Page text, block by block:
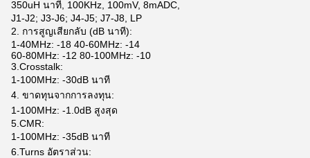
350uH นาที, 100KHz, 100mV, 8mADC,
J1-J2; J3-J6; J4-J5; J7-J8, LP
2. การสูญเสียกลับ (dB นาที):
1-40MHz: -18 40-60MHz: -14
60-80MHz: -12 80-100MHz: -10
3.Crosstalk:
1-100MHz: -30dB นาที
4. ขาดทุนจากการลงทุน:
1-100MHz: -1.0dB สูงสุด
5.CMR:
1-100MHz: -35dB นาที
6.Turns อัตราส่วน: